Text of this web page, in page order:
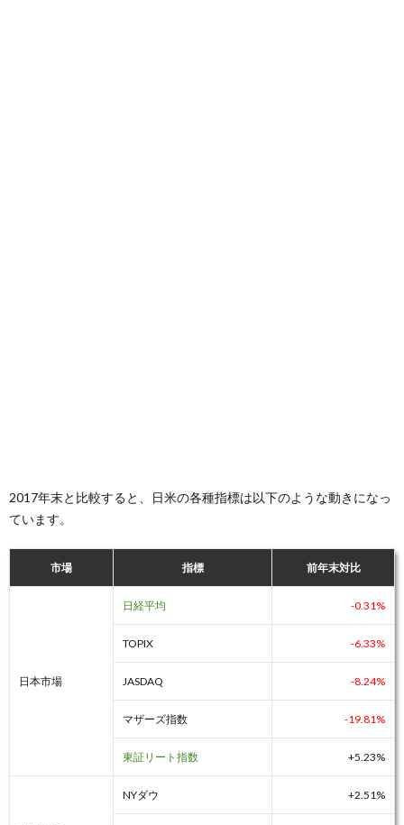
2017年末と比較すると、日米の各種指標は以下のような動きになっ
ています。
市場 指標 前年末対比
日本市場
日経平均 -0.31%
TOPIX -6.33%
JASDAQ -8.24%
マザーズ指数 -19.81%
東証リート指数 +5.23%
NYダウ +2.51%